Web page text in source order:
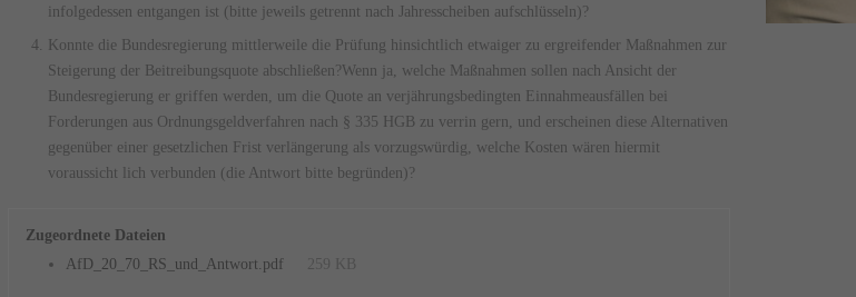
infolgedessen entgangen ist (bitte jeweils getrennt nach Jahresscheiben aufschlüsseln)?
Konnte die Bundesregierung mittlerweile die Prüfung hinsichtlich etwaiger zu ergreifender Maßnahmen zur
Steigerung der Beitreibungsquote abschlie­ßen?Wenn ja, welche Maßnahmen sollen nach Ansicht der
Bundesregierung er­ griffen werden, um die Quote an verjährungsbedingten Einnahmeausfällen bei
Forderungen aus Ordnungsgeldverfahren nach § 335 HGB zu verrin­ gern, und erscheinen diese Alternativen
gegenüber einer gesetzlichen Frist­ verlängerung als vorzugswürdig, welche Kosten wären hiermit
voraussicht­ lich verbunden (die Antwort bitte begründen)?
Zugeordnete Dateien
AfD_20_70_RS_und_Antwort.pdf 259 KB